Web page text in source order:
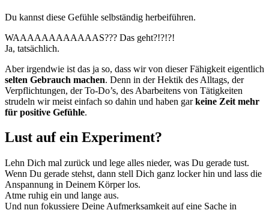
Du kannst diese Gefühle selbständig herbeiführen.
WAAAAAAAAAAAAS??? Das geht?!?!?!
Ja, tatsächlich.
Aber irgendwie ist das ja so, dass wir von dieser Fähigkeit eigentlich
selten Gebrauch machen. Denn in der Hektik des Alltags, der
Verpflichtungen, der To-Do’s, des Abarbeitens von Tätigkeiten
strudeln wir meist einfach so dahin und haben garkeine Zeit mehr
für positive Gefühle.
Lust auf ein Experiment?
Lehn Dich mal zurück und lege alles nieder, was Du gerade tust.
Wenn Du gerade stehst, dann stell Dich ganz locker hin und lass die
Anspannung in Deinem Körper los.
Atme ruhig ein und lange aus.
Und nun fokussiere Deine Aufmerksamkeit auf eine Sache in